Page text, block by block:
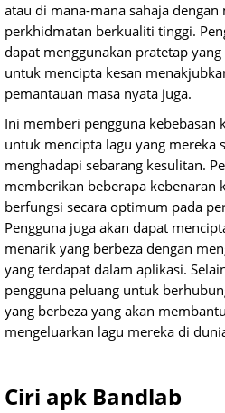
atau di mana-mana sahaja dengan
perkhidmatan berkualiti tinggi.
dapat menggunakan pratetap
untuk mencipta kesan
pemantauan masa nyata juga.
Ini memberi pengguna kebebasan
untuk mencipta lagu yang mereka
menghadapi sebarang kesulitan.
memberikan beberapa kebenaran
berfungsi secara optimum pada
Pengguna juga akan dapat
menarik yang berbeza dengan
yang terdapat dalam aplikasi.
pengguna peluang untuk
yang berbeza yang akan
mengeluarkan lagu mereka di
Ciri apk Bandlab